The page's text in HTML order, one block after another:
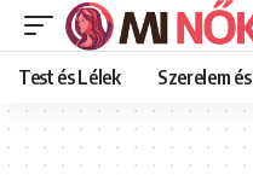
Test és Lélek Szerelem